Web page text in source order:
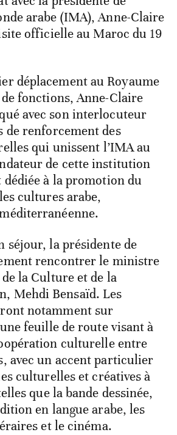
arabe (IMA), Anne-Claire
officielle au Maroc du 19
déplacement au Royaume
fonctions, Anne-Claire
avec son interlocuteur
de renforcement des
qui unissent l’IMA au
de cette institution
dédiée à la promotion du
cultures arabe,
séjour, la présidente de
rencontrer le ministre
de la Culture et de la
Mehdi Bensaïd. Les
notamment sur
feuille de route visant à
culturelle entre
avec un accent particulier
culturelles et créatives à
que la bande dessinée,
en langue arabe, les
et le cinéma.